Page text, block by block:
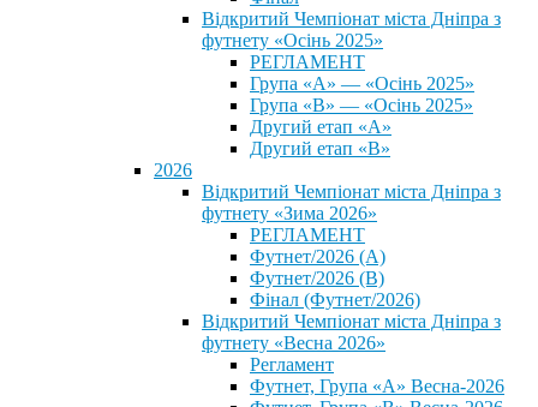
Відкритий Чемпіонат міста Дніпра з
футнету «Осінь 2025»
РЕГЛАМЕНТ
Група «А» — «Осінь 2025»
Група «В» — «Осінь 2025»
Другий етап «А»
Другий етап «В»
2026
Відкритий Чемпіонат міста Дніпра з
футнету «Зима 2026»
РЕГЛАМЕНТ
Футнет/2026 (А)
Футнет/2026 (В)
Фінал (Футнет/2026)
Відкритий Чемпіонат міста Дніпра з
футнету «Весна 2026»
Регламент
Футнет, Група «А» Весна-2026